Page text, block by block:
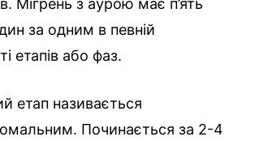
Мігрень з аурою має п’ять
за одним в певній
етапів або фаз.
етап називається
Починається за 2-4